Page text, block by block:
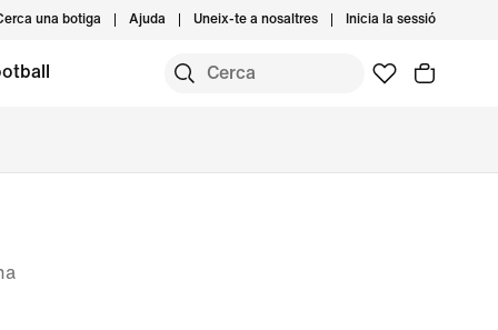
una botiga Ajuda Uneix-te a nosaltres Inicia la sessió